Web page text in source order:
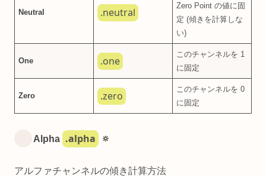
Neutral .neutral
Zero Point の値に固
定 (傾きを計算しな
い)
One .one
このチャンネルを 1
に固定
Zero .zero
このチャンネルを 0
に固定
Alpha .alpha 🔅
アルファチャンネルの傾き計算方法